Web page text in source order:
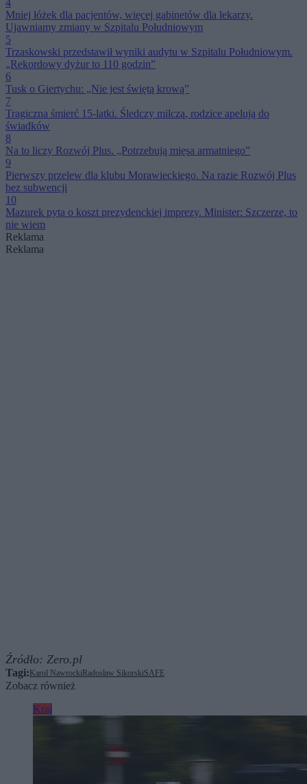
4
Mniej łóżek dla pacjentów, więcej gabinetów dla lekarzy.
Ujawniamy zmiany w Szpitalu Południowym
5
Trzaskowski przedstawił wyniki audytu w Szpitalu Południowym.
„Rekordowy dyżur to 110 godzin”
6
Tusk o Giertychu: „Nie jest świętą krową”
7
Tragiczna śmierć 15-latki. Śledczy milczą, rodzice apelują do
świadków
8
Na to liczy Rozwój Plus. „Potrzebują mięsa armatniego”
9
Pierwszy przelew dla klubu Morawieckiego. Na razie Rozwój Plus
bez subwencji
10
Mazurek pyta o koszt prezydenckiej imprezy. Minister: Szczerze, to
nie wiem
Reklama
Reklama
Źródło: Zero.pl
Tagi: Karol Nawrocki Radosław SikorskiSAFE
Zobacz również
Kraj